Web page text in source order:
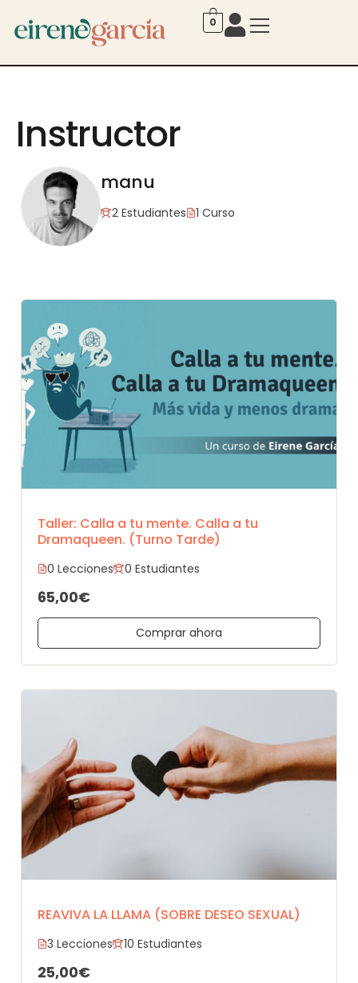
0
Instructor
manu
2 Estudiantes 1 Curso
Taller: Calla a tu mente. Calla a tu
Dramaqueen. (Turno Tarde)
0 Lecciones 0 Estudiantes
65,00€
Comprar ahora
REAVIVA LA LLAMA (SOBRE DESEO SEXUAL)
3 Lecciones 10 Estudiantes
25,00€